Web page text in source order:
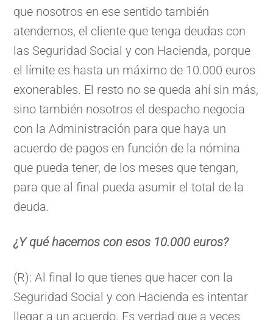
que nosotros en ese sentido también
atendemos, el cliente que tenga deudas con
las Seguridad Social y con Hacienda, porque
el límite es hasta un máximo de 10.000 euros
exonerables. El resto no se queda ahí sin más,
sino también nosotros el despacho negocia
con la Administración para que haya un
acuerdo de pagos en función de la nómina
que pueda tener, de los meses que tengan,
para que al final pueda asumir el total de la
deuda.
¿Y qué hacemos con esos 10.000 euros?
(R): Al final lo que tienes que hacer con la
Seguridad Social y con Hacienda es intentar
llegar a un acuerdo. Es verdad que a veces